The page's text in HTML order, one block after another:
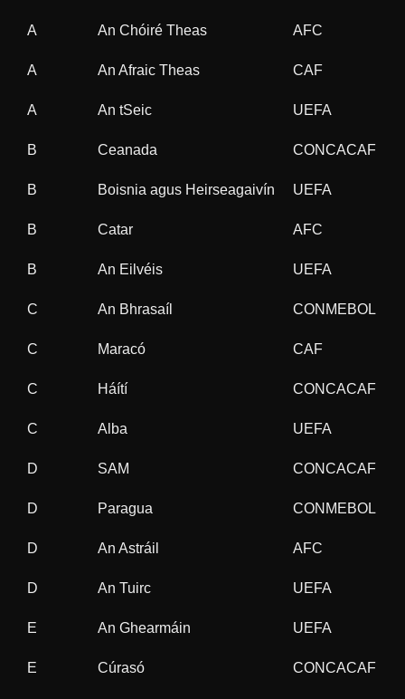
A An Chóiré Theas AFC
A An Afraic Theas CAF
A An tSeic UEFA
B Ceanada CONCACAF
B Boisnia agus Heirseagaivín UEFA
B Catar AFC
B An Eilvéis UEFA
C An Bhrasaíl CONMEBOL
C Maracó CAF
C Háítí CONCACAF
C Alba UEFA
D SAM CONCACAF
D Paragua CONMEBOL
D An Astráil AFC
D An Tuirc UEFA
E An Ghearmáin UEFA
E Cúrasó CONCACAF